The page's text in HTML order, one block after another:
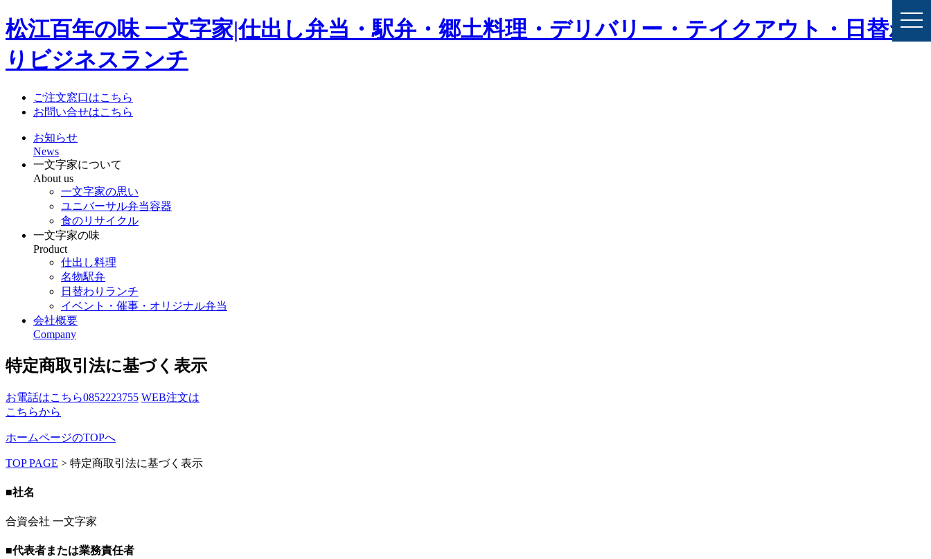
松江百年の味 一文字家|仕出し弁当・駅弁・郷土料理・デリバリー・テイクアウト・日替わ
りビジネスランチ
ご注文窓口はこちら
お問い合せはこちら
お知らせ
News
一文字家について
About us
一文字家の思い
ユニバーサル弁当容器
食のリサイクル
一文字家の味
Product
仕出し料理
名物駅弁
日替わりランチ
イベント・催事・オリジナル弁当
会社概要
Company
特定商取引法に基づく表示
お電話はこちら0852223755 WEB注文は
こちらから
ホームページのTOPへ
TOP PAGE > 特定商取引法に基づく表示
■社名
合資会社 一文字家
■代表者または業務責任者